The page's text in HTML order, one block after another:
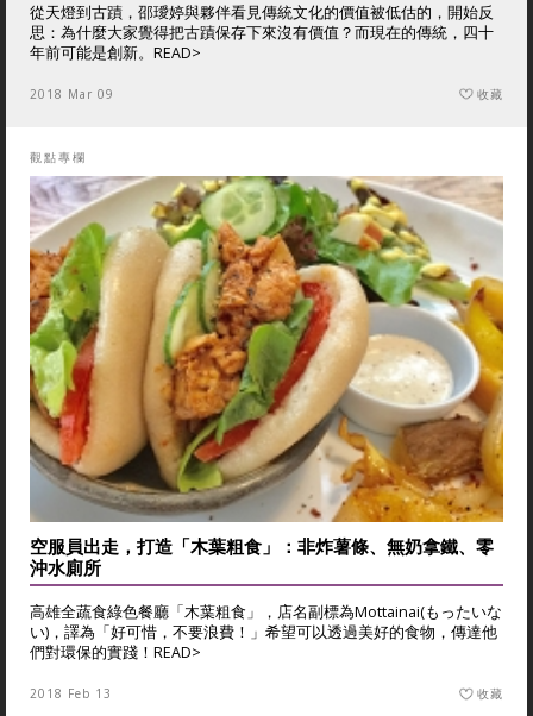
從天燈到古蹟，邵璦婷與夥伴看見傳統文化的價值被低估的，開始反
思：為什麼大家覺得把古蹟保存下來沒有價值？而現在的傳統，四十
年前可能是創新。 READ>
2018 Mar 09 收藏
觀點專欄
空服員出走，打造「木葉粗食」：非炸薯條、無奶拿鐵、零
沖水廁所
高雄全蔬食綠色餐廳「木葉粗食」，店名副標為Mottainai(もったいな
い)，譯為「好可惜，不要浪費！」希望可以透過美好的食物，傳達他
們對環保的實踐！ READ>
2018 Feb 13 收藏